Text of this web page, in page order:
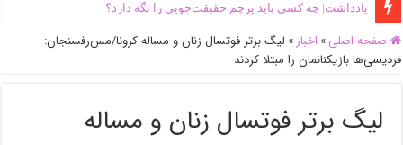
یادداشت| ‌چه کسی باید پرچم حقیقت‌جویی را نگه دارد؟
صفحه اصلی » اخبار » لیگ برتر فوتسال زنان و مساله کرونا/مس‌رفسنجان:
فردیسی‌ها بازیکنانمان را مبتلا کردند
لیگ برتر فوتسال زنان و مساله